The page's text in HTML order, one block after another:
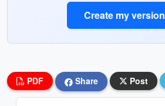
Create my version
PDF Share Post